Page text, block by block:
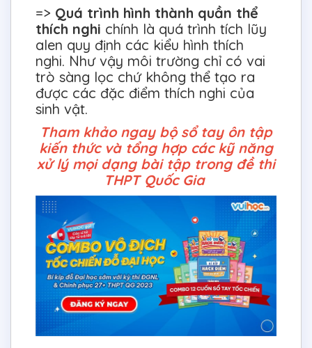
=> Quá trình hình thành quần thể
thích nghi chính là quá trình tích lũy
alen quy định các kiểu hình thích
nghi. Như vậy môi trường chỉ có vai
trò sàng lọc chứ không thể tạo ra
được các đặc điểm thích nghi của
sinh vật.
Tham khảo ngay bộ sổ tay ôn tập
kiến thức và tổng hợp các kỹ năng
xử lý mọi dạng bài tập trong đề thi
THPT Quốc Gia